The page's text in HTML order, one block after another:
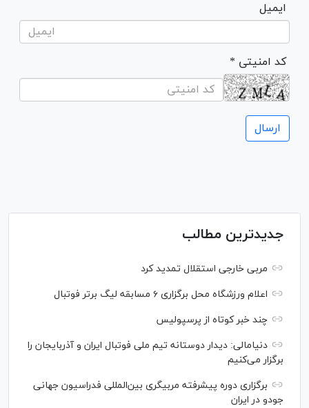
ایمیل
* کد امنیتی
جدیدترین مطالب
مربی خارجی استقلال تمدید کرد
اعلام ورزشگاه محل برگزاری ۶ مسابقه لیگ برتر فوتبال
چند خبر کوتاه از پرسپولیس
دنیامالی: دیدار دوستانه تیم ملی فوتبال ایران و آذربایجان را
برگزار می‌کنیم
برگزاری دوره پیشرفته مربیگری بین‌المللی فدراسیون جهانی
جودو در ایران